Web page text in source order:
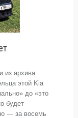
из архива
этой Kia
до «это
будет
— за восемь